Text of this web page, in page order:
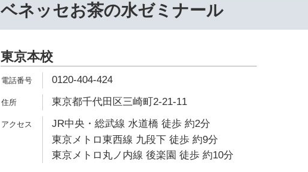
ベネッセお茶の水ゼミナール
東京本校
0120-404-424
東京都千代田区三崎町2-21-11
JR中央・総武線 水道橋 徒歩 約2分
東京メトロ東西線 九段下 徒歩 約9分
東京メトロ丸ノ内線 後楽園 徒歩 約10分